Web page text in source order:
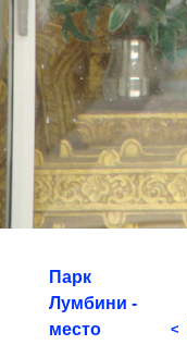
Парк
Лумбини -
место
<